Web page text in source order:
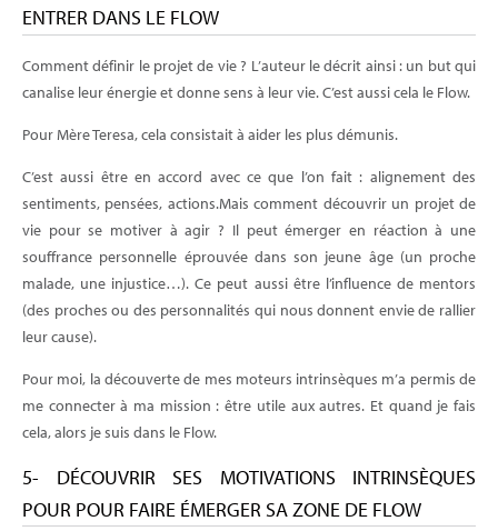
ENTRER DANS LE FLOW
Comment définir le projet de vie ? L’auteur le décrit ainsi : un but qui
canalise leur énergie et donne sens à leur vie. C’est aussi cela le Flow.
Pour Mère Teresa, cela consistait à aider les plus démunis.
C’est aussi être en accord avec ce que l’on fait : alignement des
sentiments, pensées, actions.Mais comment découvrir un projet de
vie pour se motiver à agir ? Il peut émerger en réaction à une
souffrance personnelle éprouvée dans son jeune âge (un proche
malade, une injustice…). Ce peut aussi être l’influence de mentors
(des proches ou des personnalités qui nous donnent envie de rallier
leur cause).
Pour moi, la découverte de mes moteurs intrinsèques m’a permis de
me connecter à ma mission : être utile aux autres. Et quand je fais
cela, alors je suis dans le Flow.
5- DÉCOUVRIR SES MOTIVATIONS INTRINSÈQUES
POUR POUR FAIRE ÉMERGER SA ZONE DE FLOW